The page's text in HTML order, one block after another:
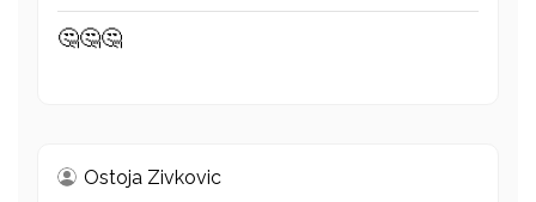
🤔🤔🤔
Ostoja Zivkovic